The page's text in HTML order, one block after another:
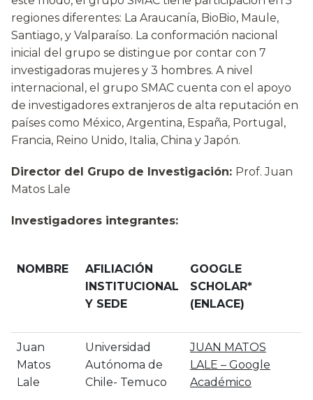
regiones diferentes: La Araucanía, BioBio, Maule,
Santiago, y Valparaíso. La conformación nacional
inicial del grupo se distingue por contar con 7
investigadoras mujeres y 3 hombres. A nivel
internacional, el grupo SMAC cuenta con el apoyo
de investigadores extranjeros de alta reputación en
países como México, Argentina, España, Portugal,
Francia, Reino Unido, Italia, China y Japón.
Director del Grupo de Investigación: Prof. Juan
Matos Lale
Investigadores integrantes:
NOMBRE
AFILIACIÓN
INSTITUCIONAL
Y SEDE
GOOGLE
SCHOLAR*
(ENLACE)
Juan
Matos
Lale
Universidad
Autónoma de
Chile- Temuco
‪JUAN MATOS
LALE – ‪Google
Académico